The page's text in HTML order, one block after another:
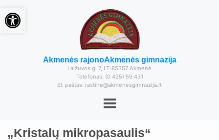
Akmenės rajonoAkmenės gimnazija
Laižuvos g. 7, LT-85357 Akmenė
Telefonas: (0 425) 59 431
El. paštas: rastine@akmenesgimnazija.lt
„Kristalų mikropasaulis“
Open toolbar